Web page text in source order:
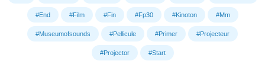
#End #Film #Fin #Fp30 #Kinoton #Mm
#Museumofsounds #Pellicule #Primer #Projecteur
#Projector #Start